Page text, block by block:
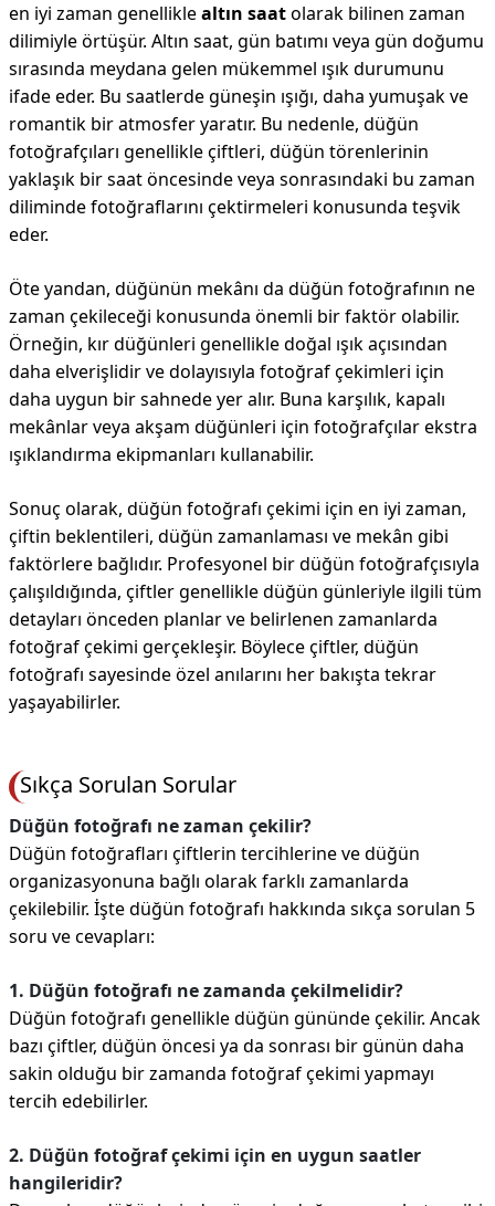
en iyi zaman genelliklealtın saatolarak bilinen zaman
dilimiyle örtüşür. Altın saat, gün batımı veya gün doğumu
sırasında meydana gelen mükemmel ışık durumunu
ifade eder. Bu saatlerde güneşin ışığı, daha yumuşak ve
romantik bir atmosfer yaratır. Bu nedenle, düğün
fotoğrafçıları genellikle çiftleri, düğün törenlerinin
yaklaşık bir saat öncesinde veya sonrasındaki bu zaman
diliminde fotoğraflarını çektirmeleri konusunda teşvik
eder.
Öte yandan, düğünün mekânı da düğün fotoğrafının ne
zaman çekileceği konusunda önemli bir faktör olabilir.
Örneğin, kır düğünleri genellikle doğal ışık açısından
daha elverişlidir ve dolayısıyla fotoğraf çekimleri için
daha uygun bir sahnede yer alır. Buna karşılık, kapalı
mekânlar veya akşam düğünleri için fotoğrafçılar ekstra
ışıklandırma ekipmanları kullanabilir.
Sonuç olarak, düğün fotoğrafı çekimi için en iyi zaman,
çiftin beklentileri, düğün zamanlaması ve mekân gibi
faktörlere bağlıdır. Profesyonel bir düğün fotoğrafçısıyla
çalışıldığında, çiftler genellikle düğün günleriyle ilgili tüm
detayları önceden planlar ve belirlenen zamanlarda
fotoğraf çekimi gerçekleşir. Böylece çiftler, düğün
fotoğrafı sayesinde özel anılarını her bakışta tekrar
yaşayabilirler.
Sıkça Sorulan Sorular
Düğün fotoğrafı ne zaman çekilir?
Düğün fotoğrafları çiftlerin tercihlerine ve düğün
organizasyonuna bağlı olarak farklı zamanlarda
çekilebilir. İşte düğün fotoğrafı hakkında sıkça sorulan 5
soru ve cevapları:
1. Düğün fotoğrafı ne zamanda çekilmelidir?
Düğün fotoğrafı genellikle düğün gününde çekilir. Ancak
bazı çiftler, düğün öncesi ya da sonrası bir günün daha
sakin olduğu bir zamanda fotoğraf çekimi yapmayı
tercih edebilirler.
2. Düğün fotoğraf çekimi için en uygun saatler
hangileridir?